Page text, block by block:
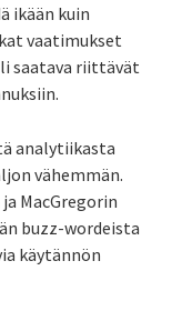
ikään kuin
vaatimukset
saatava riittävät
analytiikasta
vähemmän.
MacGregorin
buzz-wordeista
käytännön